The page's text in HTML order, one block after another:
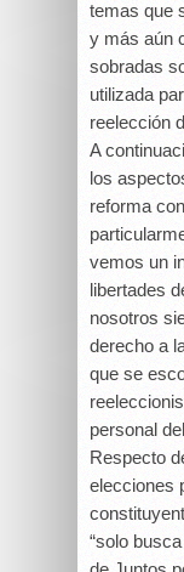
temas que
y más aún
sobradas
utilizada
reelección
A
los
reforma
vemos un
libertades
nosotros
derecho a
que se
personal
Respecto
elecciones
“solo